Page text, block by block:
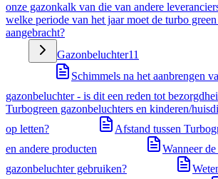
onze gazonkalk van die van andere
welke periode van het jaar moet de turbo
aangebracht?
Gazonbeluchter11
Schimmels na het aanbrengen
gazonbeluchter - is dit een reden tot
Turbogreen gazonbeluchters en kinderen/
op letten?
Afstand tussen
en andere producten
Wanneer
gazonbeluchter gebruiken?